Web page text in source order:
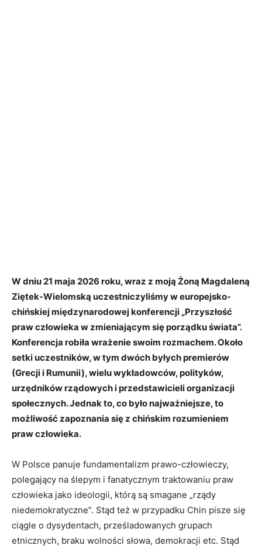
W dniu 21 maja 2026 roku, wraz z moją Żoną Magdaleną
Ziętek-Wielomską uczestniczyliśmy w europejsko-
chińskiej międzynarodowej konferencji „Przyszłość
praw człowieka w zmieniającym się porządku świata”.
Konferencja robiła wrażenie swoim rozmachem. Około
setki uczestników, w tym dwóch byłych premierów
(Grecji i Rumunii), wielu wykładowców, polityków,
urzędników rządowych i przedstawicieli organizacji
społecznych. Jednak to, co było najważniejsze, to
możliwość zapoznania się z chińskim rozumieniem
praw człowieka.
W Polsce panuje fundamentalizm prawo-człowieczy,
polegający na ślepym i fanatycznym traktowaniu praw
człowieka jako ideologii, którą są smagane „rządy
niedemokratyczne”. Stąd też w przypadku Chin pisze się
ciągle o dysydentach, prześladowanych grupach
etnicznych, braku wolności słowa, demokracji etc. Stąd